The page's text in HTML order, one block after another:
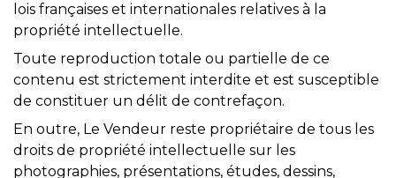
lois françaises et internationales relatives à la
propriété intellectuelle.
Toute reproduction totale ou partielle de ce
contenu est strictement interdite et est susceptible
de constituer un délit de contrefaçon.
En outre, Le Vendeur reste propriétaire de tous les
droits de propriété intellectuelle sur les
photographies, présentations, études, dessins,